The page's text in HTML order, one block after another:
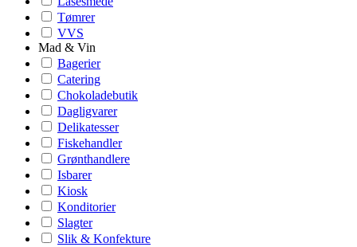
Tømrer
VVS
Mad & Vin
Bagerier
Catering
Chokoladebutik
Dagligvarer
Delikatesser
Fiskehandler
Grønthandlere
Isbarer
Kiosk
Konditorier
Slagter
Slik & Konfekture